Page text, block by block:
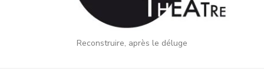
Reconstruire, après le déluge